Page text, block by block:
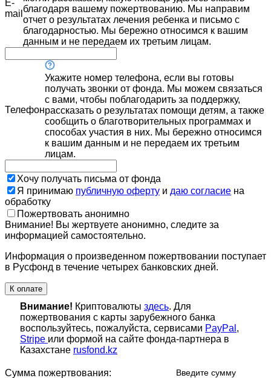
E-
mail благодаря вашему пожертвованию. Мы направим
отчет о результатах лечения ребенка и письмо с
благодарностью. Мы бережно относимся к вашим
данным и не передаем их третьим лицам.
Телефон
Укажите номер телефона, если вы готовы
получать звонки от фонда. Мы можем связаться
с вами, чтобы поблагодарить за поддержку,
рассказать о результатах помощи детям, а также
сообщить о благотворительных программах и
способах участия в них. Мы бережно относимся
к вашим данным и не передаем их третьим
лицам.
Хочу получать письма от фонда
Я принимаю публичную оферту и даю согласие на
обработку
Пожертвовать анонимно
Внимание! Вы жертвуете анонимно, следите за
информацией самостоятельно.
Информация о произведенном пожертвовании поступает
в Русфонд в течение четырех банковских дней.
К оплате
Внимание! Криптовалюты здесь. Для
пожертвования с карты зарубежного банка
воспользуйтесь, пожалуйста, сервисами PayPal ,
Stripe или формой на сайте фонда-партнера в
Казахстане rusfond.kz
Сумма пожертвования:
Введите сумму